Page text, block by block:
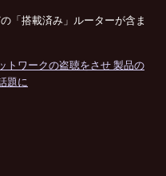
「搭載済み」ルーターが含ま
トワークの盗聴をさせ 製品の
題に